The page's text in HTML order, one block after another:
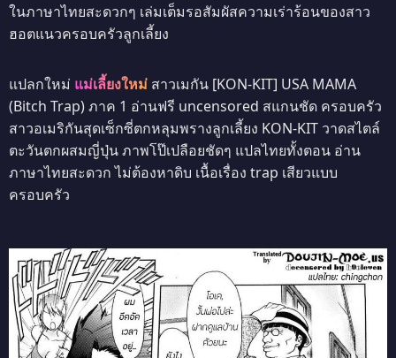
ในภาษาไทยสะดวกๆ เล่มเต็มรอสัมผัสความเร่าร้อนของสาว
ฮอตแนวครอบครัวลูกเลี้ยง
แปลกใหม่ แม่เลี้ยงใหม่ สาวเมกัน [KON-KIT] USA MAMA
(Bitch Trap) ภาค 1 อ่านฟรี uncensored สแกนชัด ครอบครัว
สาวอเมริกันสุดเซ็กซี่ตกหลุมพรางลูกเลี้ยง KON-KIT วาดสไตล์
ตะวันตกผสมญี่ปุ่น ภาพโป๊เปลือยชัดๆ แปลไทยทั้งตอน อ่าน
ภาษาไทยสะดวก ไม่ต้องหาดิบ เนื้อเรื่อง trap เสียวแบบ
ครอบครัว